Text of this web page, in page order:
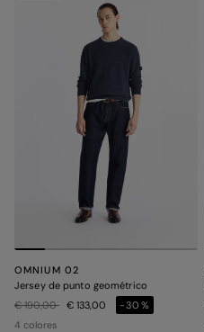
OMNIUM 02
Jersey de punto geométrico
Precio rebajado de
€ 190,00a € 133,00
-30%
4 colores